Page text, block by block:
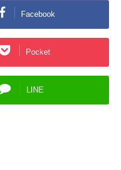
Facebook
Pocket
LINE